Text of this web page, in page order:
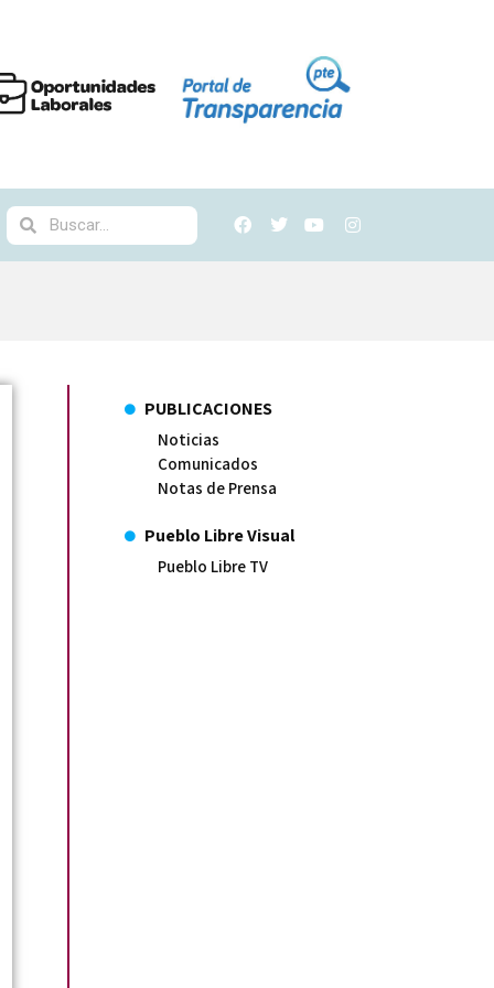
PUBLICACIONES
Noticias
Comunicados
Notas de Prensa
Pueblo Libre Visual
Pueblo Libre TV